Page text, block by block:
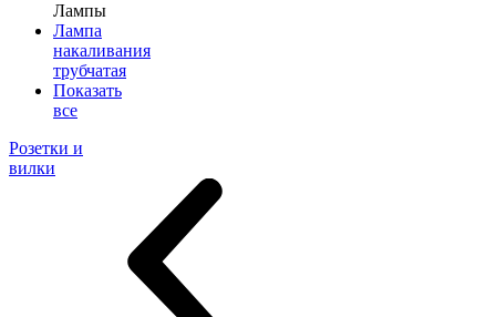
Лампы
Лампа
накаливания
трубчатая
Показать
все
Розетки и
вилки